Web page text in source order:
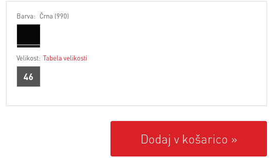
Barva: Črna (990)
Velikost: Tabela velikosti
46
Dodaj v košarico